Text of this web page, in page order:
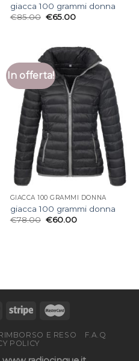
giacca 100 grammi donna
€85.00 €65.00
In offerta!
GIACCA 100 GRAMMI DONNA
giacca 100 grammi donna
€78.00 €60.00
E RESO
F.A.Q
POLICY